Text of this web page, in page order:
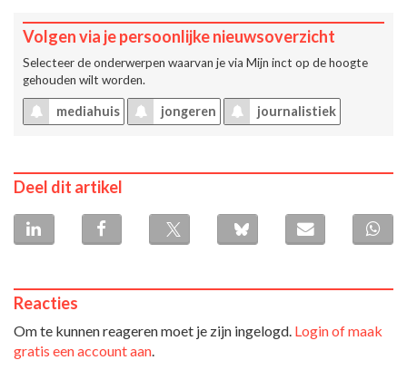
Volgen via je persoonlijke nieuwsoverzicht
Selecteer de onderwerpen waarvan je via Mijn inct op de hoogte
gehouden wilt worden.
mediahuis jongeren journalistiek
Deel dit artikel
Reacties
Om te kunnen reageren moet je zijn ingelogd. Login of maak
gratis een account aan.